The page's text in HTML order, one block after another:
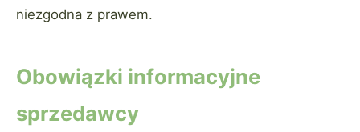
niezgodna z prawem.
Obowiązki informacyjne
sprzedawcy